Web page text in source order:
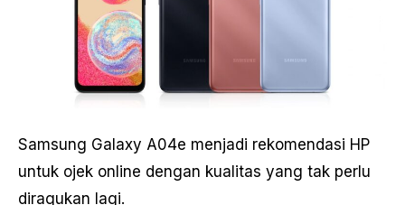
Samsung Galaxy A04e menjadi rekomendasi HP
untuk ojek online dengan kualitas yang tak perlu
diragukan lagi.